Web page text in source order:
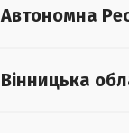
Автономна
Вінницька